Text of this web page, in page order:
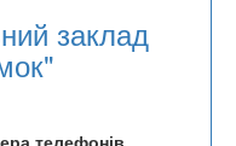
заклад
телефонів